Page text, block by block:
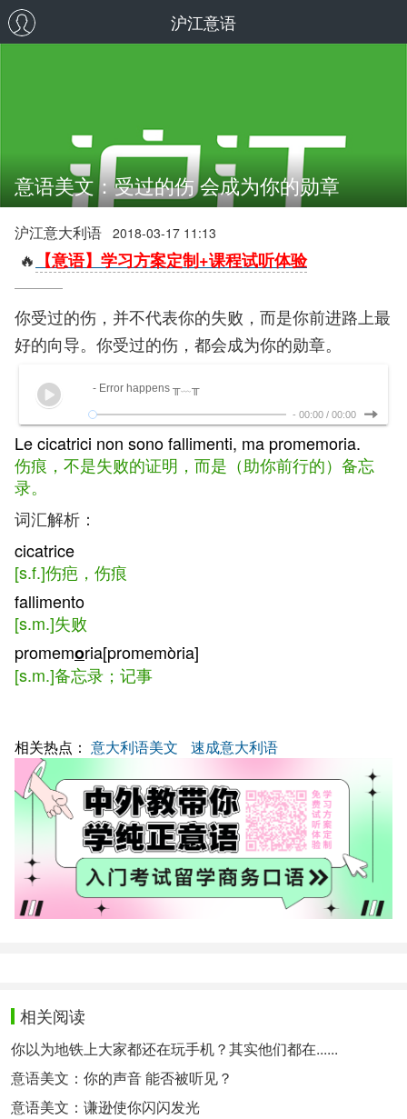
沪江意语
意语美文：受过的伤 会成为你的勋章
沪江意大利语 2018-03-17 11:13
🔥 【意语】学习方案定制+课程试听体验
你受过的伤，并不代表你的失败，而是你前进路上最
好的向导。你受过的伤，都会成为你的勋章。
- Error happens ╥﹏╥
- 00:00 / 00:00
Le cicatrici non sono fallimenti, ma promemoria.
伤痕，不是失败的证明，而是（助你前行的）备忘
录。
词汇解析：
cicatrice
[s.f.]伤疤，伤痕
fallimento
[s.m.]失败
promemoria[promemòria]
[s.m.]备忘录；记事
相关热点： 意大利语美文 速成意大利语
相关阅读
你以为地铁上大家都还在玩手机？其实他们都在......
意语美文：你的声音 能否被听见？
意语美文：谦逊使你闪闪发光